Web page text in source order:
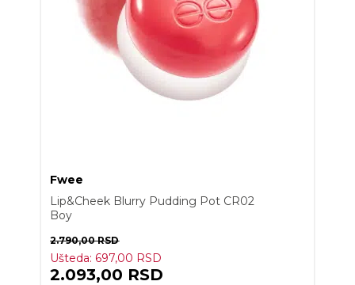
Fwee
Lip&Cheek Blurry Pudding Pot CR02
Boy
2.790,00RSD
Ušteda: 697,00 RSD
2.093,00 RSD